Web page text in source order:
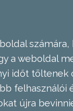
számára,
a weboldal
időt töltenek
újra